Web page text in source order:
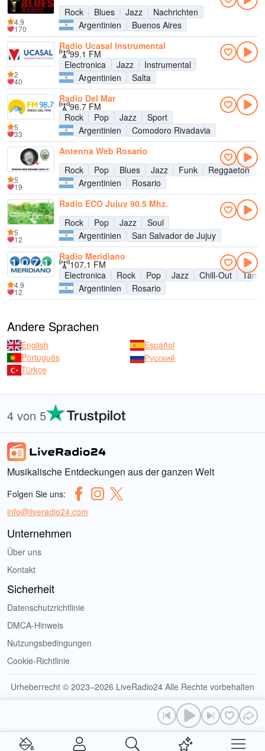
Rock
Blues Jazz
Nachrichten
Argentinien
Buenos Aires
4.9
170
Radio Ucasal Instrumental
99.1 FM
Electronica
Jazz
Instrumental
Argentinien
Salta
2
40
Radio Del Mar
96.7 FM
Rock
Pop Jazz
Sport
Argentinien
Comodoro Rivadavia
5
33
Antenna Web Rosario
Rock
Pop Blues Jazz Funk Reggaeton
Argentinien
Rosario
5
19
Radio ECO Jujuy 90.5 Mhz.
Rock
Pop Jazz
Soul
Argentinien
San Salvador de Jujuy
5
12
Radio Meridiano
107.1 FM
Electronica
Rock Pop Jazz Chill-Out
Argentinien
Rosario
4.9
12
Andere Sprachen
English
Español
Português
Русский
Türkçe
4 von 5
Musikalische Entdeckungen aus der ganzen Welt
Folgen Sie uns:
info@liveradio24.com
Unternehmen
Über uns
Kontakt
Sicherheit
Datenschutzrichtlinie
DMCA-Hinweis
Nutzungsbedingungen
Cookie-Richtlinie
Urheberrecht © 2023–2026 LiveRadio24 Alle Rechte vorbehalten